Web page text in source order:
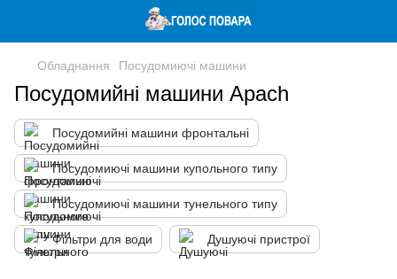
Обладнання Посудомиючі машини
Посудомийні машини Apach
Посудомийні машини фронтальні
Посудомиючі машини купольного типу
Посудомиючі машини тунельного типу
Фільтри для води Душуючі пристрої